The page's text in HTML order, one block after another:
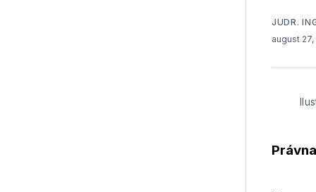
JUDR.
august